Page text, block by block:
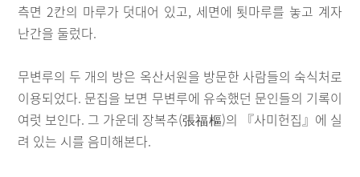
측면 2칸의 마루가 덧대어 있고, 세면에 툇마루를 놓고 계자
난간을 둘렀다.
무변루의 두 개의 방은 옥산서원을 방문한 사람들의 숙식처로
이용되었다. 문집을 보면 무변루에 유숙했던 문인들의 기록이
여럿 보인다. 그 가운데 장복추(張福樞)의 『사미헌집』에 실
려 있는 시를 음미해본다.